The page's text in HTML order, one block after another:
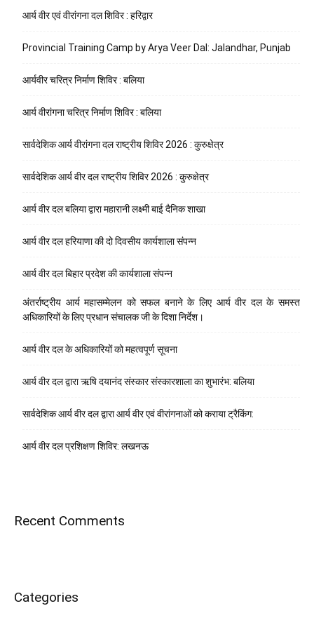
आर्य वीर एवं वीरांगना दल शिविर : हरिद्वार
Provincial Training Camp by Arya Veer Dal: Jalandhar, Punjab
आर्यवीर चरित्र निर्माण शिविर : बलिया
आर्य वीरांगना चरित्र निर्माण शिविर : बलिया
सार्वदेशिक आर्य वीरांगना दल राष्ट्रीय शिविर 2026 : कुरुक्षेत्र
सार्वदेशिक आर्य वीर दल राष्ट्रीय शिविर 2026 : कुरुक्षेत्र
आर्य वीर दल बलिया द्वारा महारानी लक्ष्मी बाई दैनिक शाखा
आर्य वीर दल हरियाणा की दो दिवसीय कार्यशाला संपन्न
आर्य वीर दल बिहार प्रदेश की कार्यशाला संपन्न
अंतर्राष्ट्रीय आर्य महासम्मेलन को सफल बनाने के लिए आर्य वीर दल के समस्त
अधिकारियों के लिए प्रधान संचालक जी के दिशा निर्देश।
आर्य वीर दल के अधिकारियों को महत्वपूर्ण सूचना
आर्य वीर दल द्वारा ऋषि दयानंद संस्कार संस्कारशाला का शुभारंभ: बलिया
सार्वदेशिक आर्य वीर दल द्वारा आर्य वीर एवं वीरांगनाओं को कराया ट्रैकिंग:
आर्य वीर दल प्रशिक्षण शिविर: लखनऊ
Recent Comments
Categories